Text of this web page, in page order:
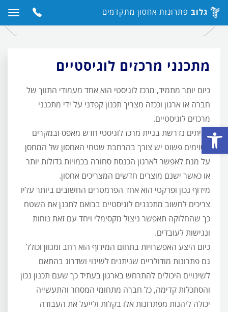
פתח סרגל נגישות
גלובּ פתרונות אחסון מתקדמים
באתר
לוגיסטיים
מתכנני מרכזים
לחץ
לחץ
לעבור
לתמונה
הקודמת
מתכנני מרכזים לוגיסטיים
כיום יותר מתמיד, מרכז לוגיסטי הוא אחד מעמודי התווך של
חברה או ארגון וככזה מצריך תכנון קפדני על ידי מתכנני
מרכזים לוגיסטיים.
לעיתים נדרשת בניית מרכז לוגיסטי חדש מאפס ובמקרים
מסוימים פשוט יש צורך בהרחבת שטחי האחסון של המחסן
על מנת לאפשר לארגון הכנסת סחורה בכמויות גדולות יותר
או כאשר ישנם מוצרים חדשים המצריכים אחסון.
מידוף נכון ופרקטי הוא אחד הפרמטרים החשובים ביותר עליו
צריכים לחשוב מתכננים לוגיסטיים בבואם לתכנן את השטח
כך שהחלוקה תאפשר ניצול מקסימלי ויחד עם זאת נוחות
ונגישות לעובדים.
כיום היצע האפשרויות בתחום המידוף הוא רחב ומגוון וכולל
גם פתרונות מודולריים שניתנים לשינוי ושדרוג בהתאם
לשינויים היכולים להתרחש בארגון בעתיד כך שעם תכנון נכון
והסתכלות קדימה, כל חברה מתחומי המסחר והתעשייה
יכולה ליהנות מפתרונות אלו בקלות ולייעל את העבודה